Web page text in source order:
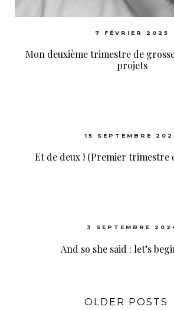
7 FÉVRIER 2025
Mon deuxième trimestre de
projets
15 SEPTEMBRE
Et de deux ! (Premier trimestre
3 SEPTEMBRE
And so she said : let’s
OLDER POSTS